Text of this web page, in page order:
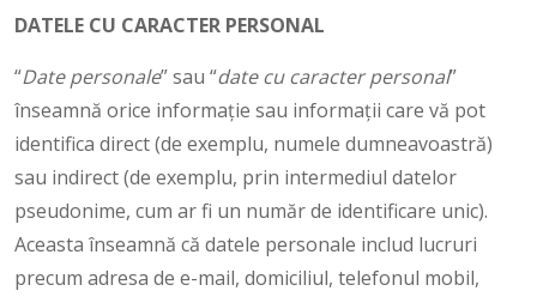
DATELE CU CARACTER PERSONAL
“Date personale” sau “date cu caracter personal”
înseamnă orice informație sau informații care vă pot
identifica direct (de exemplu, numele dumneavoastră)
sau indirect (de exemplu, prin intermediul datelor
pseudonime, cum ar fi un număr de identificare unic).
Aceasta înseamnă că datele personale includ lucruri
precum adresa de e-mail, domiciliul, telefonul mobil,